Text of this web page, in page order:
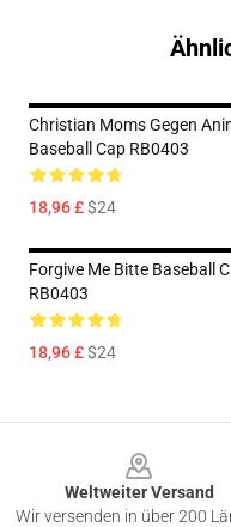
Christian Moms Gegen
Baseball Cap RB0403
18,96 £$24
Forgive Me Bitte Baseball
RB0403
18,96 £$24
Weltweiter Versand
Wir versenden in über 200